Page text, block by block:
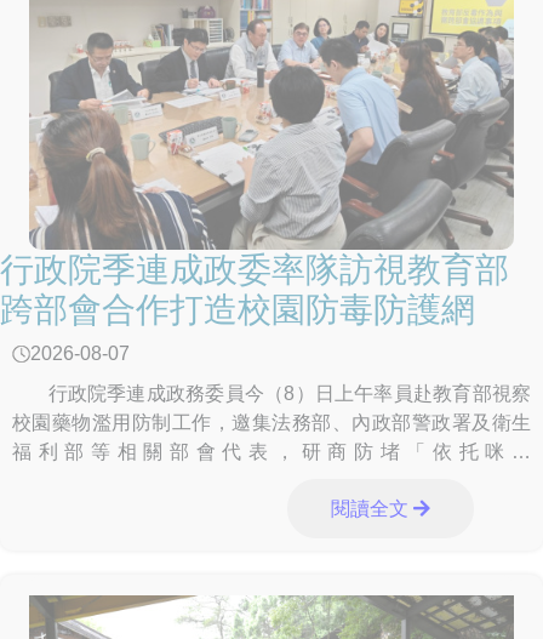
行政院季連成政委率隊訪視教育部
跨部會合作打造校園防毒防護網
2026-08-07
行政院季連成政務委員今（8）日上午率員赴教育部視察
校園藥物濫用防制工作，邀集法務部、內政部警政署及衛生
福利部等相關部會代表，研商防堵「依托咪酯
全分工、強化跨部會合作機制等議題，展現中央各部會攜手
用防制工作的努力與成果，季政委表示，教育部除依既有機
制推動各項反毒措施外，也應在尊重學校自主及兼顧師生權
閱讀全文